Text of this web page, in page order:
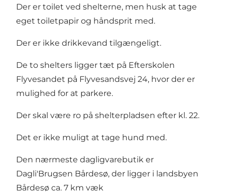
Der er toilet ved shelterne, men husk at tage
eget toiletpapir og håndsprit med.
Der er ikke drikkevand tilgængeligt.
De to shelters ligger tæt på Efterskolen
Flyvesandet på Flyvesandsvej 24, hvor der er
mulighed for at parkere.
Der skal være ro på shelterpladsen efter kl. 22.
Det er ikke muligt at tage hund med.
Den nærmeste dagligvarebutik er
Dagli'Brugsen Bårdesø, der ligger i landsbyen
Bårdesø ca. 7 km væk